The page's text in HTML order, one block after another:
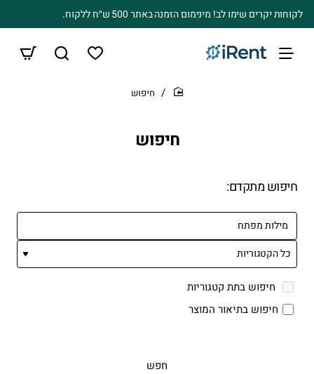
לקוחות יקרים שימו לב! מינימום הזמנה באתר 500 ש״ח ללקוח.
חיפוש
home
חיפוש
חיפוש מתקדם:
חיפוש בתת קטגוריות
חיפוש בתיאור המוצר
חפש